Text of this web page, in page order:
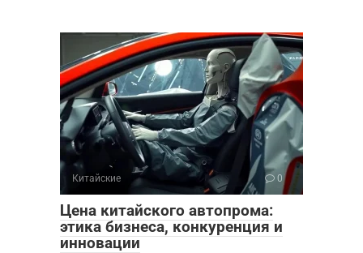
Китайские 0
Цена китайского автопрома:
этика бизнеса, конкуренция и
инновации